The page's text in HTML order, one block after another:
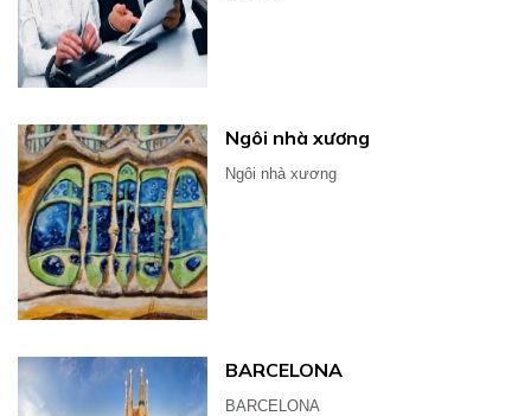
Ngôi nhà xương
Ngôi nhà xương
BARCELONA
BARCELONA